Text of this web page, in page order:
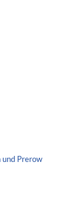
und Prerow